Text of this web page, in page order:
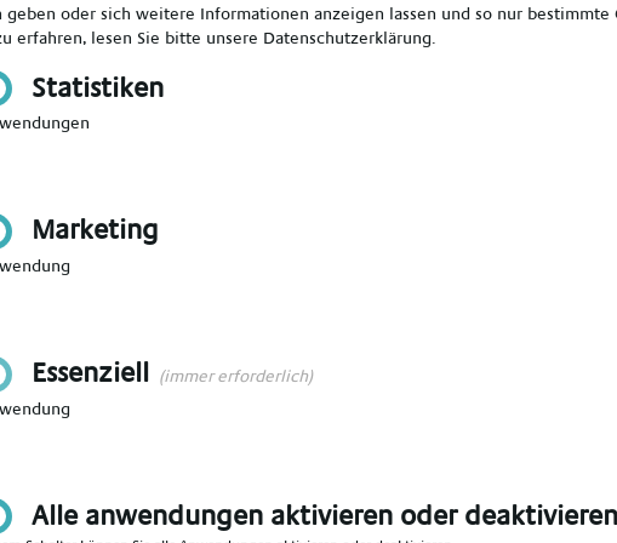
wählen* Vorname angeben
angeben
Bereich wählen*
in das Talent Network aufgenommen werden,
geben oder sich weitere Informationen anzeigen lassen und so nur bestimmte
erfahren, lesen Sie bitte unsere Datenschutzerklärung.
Statistiken
Marketing
Essenziell (immer erforderlich)
Alle anwendungen aktivieren oder deaktivieren